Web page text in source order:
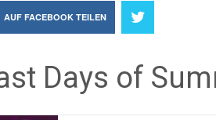
AUF FACEBOOK TEILEN
Days of